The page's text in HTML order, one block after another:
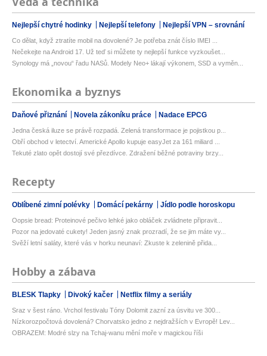
Nejlepší chytré hodinky Nejlepší telefony Nejlepší VPN – srovnání
Co dělat, když ztratíte mobil na dovolené? Je potřeba znát číslo IMEI ...
Nečekejte na Android 17. Už teď si můžete ty nejlepší funkce vyzkoušet...
Synology má „novou“ řadu NASů. Modely Neo+ lákají výkonem, SSD a vyměn...
Ekonomika a byznys
Daňové přiznání Novela zákoníku práce Nadace EPCG
Jedna česká iluze se právě rozpadá. Zelená transformace je pojistkou p...
Obří obchod v letectví. Americké Apollo kupuje easyJet za 161 miliard ...
Tekuté zlato opět dostojí své přezdívce. Zdražení běžné potraviny brzy...
Recepty
Oblíbené zimní polévky Domácí pekárny Jídlo podle horoskopu
Oopsie bread: Proteinové pečivo lehké jako obláček zvládnete připravit...
Pozor na jedovaté cukety! Jeden jasný znak prozradí, že se jim máte vy...
Svěží letní saláty, které vás v horku neunaví: Zkuste k zelenině přida...
Hobby a zábava
BLESK Tlapky Divoký kačer Netflix filmy a seriály
Sraz v šest ráno. Vrchol festivalu Tóny Dolomit zazní za úsvitu ve 300...
Nízkorozpočtová dovolená? Chorvatsko jedno z nejdražších v Evropě! Lev...
OBRAZEM: Modré slzy na Tchaj-wanu mění moře v magickou říši